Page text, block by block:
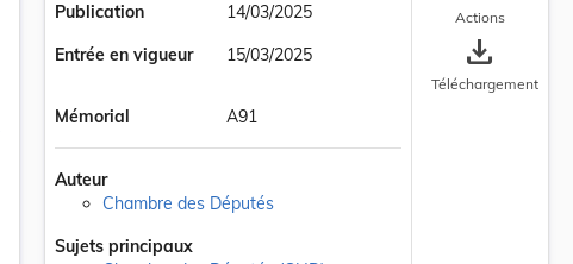
Publication
14/03/2025
Entrée en vigueur
15/03/2025
Mémorial A91
Auteur
Chambre des Députés
Sujets principaux
Actions
save_alt
Téléchargement